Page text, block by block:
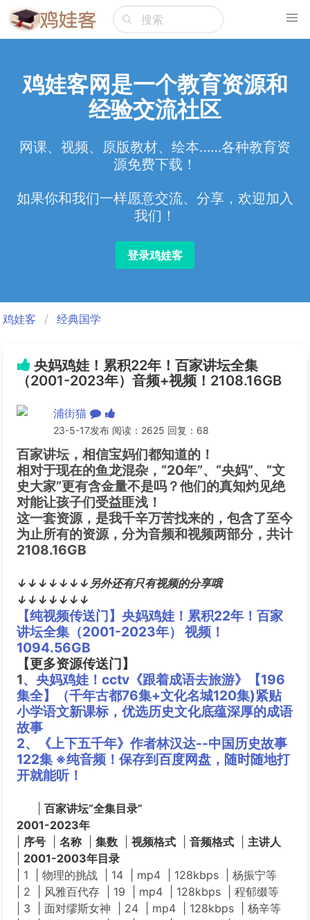
鸡娃客网是一个教育资源和
经验交流社区
网课、视频、原版教材、绘本……各种教育资
源免费下载！
如果你和我们一样愿意交流、分享，欢迎加入
我们！
登录鸡娃客
鸡娃客 经典国学
央妈鸡娃！累积22年！百家讲坛全集
（2001-2023年）音频+视频！2108.16GB
浦街猫
23-5-17发布 阅读：2625 回复：68
百家讲坛，相信宝妈们都知道的！
相对于现在的鱼龙混杂，“20年”、“央妈”、“文
史大家”更有含金量不是吗？他们的真知灼见绝
对能让孩子们受益匪浅！
这一套资源，是我千辛万苦找来的，包含了至今
为止所有的资源，分为音频和视频两部分，共计
2108.16GB
↓↓↓↓↓↓↓另外还有只有视频的分享哦
↓↓↓↓↓↓↓
【纯视频传送门】央妈鸡娃！累积22年！百家
讲坛全集（2001-2023年） 视频！
1094.56GB
【更多资源传送门】
1、央妈鸡娃！cctv《跟着成语去旅游》【196
集全】（千年古都76集+文化名城120集)紧贴
小学语文新课标，优选历史文化底蕴深厚的成语
故事
2、《上下五千年》作者林汉达--中国历史故事
122集 ※纯音频！保存到百度网盘，随时随地打
开就能听！
百家讲坛“全集目录”
2001-2023年
序号 名称 集数 视频格式 音频格式
主讲人
2001-2003年目录
| 1 | 物理的挑战 | 14 | mp4 | 128kbps | 杨振宁等
| 2 | 风雅百代存 | 19 | mp4 | 128kbps | 程郁缀等
| 3 | 面对缪斯女神 | 24 | mp4 | 128kbps | 杨辛等